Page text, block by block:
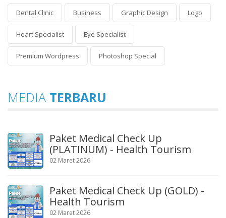
Dental Clinic Business Graphic Design Logo
Heart Specialist Eye Specialist
Premium Wordpress Photoshop Special
MEDIA TERBARU
Paket Medical Check Up
(PLATINUM) - Health Tourism
02 Maret 2026
Paket Medical Check Up (GOLD) -
Health Tourism
02 Maret 2026